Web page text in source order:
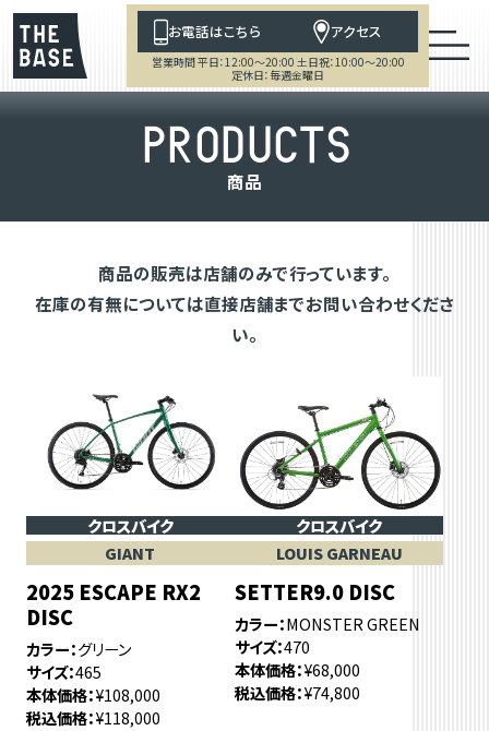
お電話はこちら アクセス
営業時間 平日：12:00～20:00 土日祝：10:00～20:00
定休日：毎週金曜日
PRODUCTS
商品
商品の販売は店舗のみで行っています。
在庫の有無については直接店舗までお問い合わせくださ
い。
クロスバイク
GIANT
2025 ESCAPE RX2
DISC
カラー グリーン
サイズ 465
本体価格 ¥108,000
税込価格 ¥118,000
クロスバイク
LOUIS GARNEAU
SETTER9.0 DISC
カラー MONSTER GREEN
サイズ 470
本体価格 ¥68,000
税込価格 ¥74,800